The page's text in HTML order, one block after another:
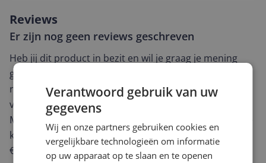
Reviews
Er zijn nog geen reviews geschreven
Heb jij dit product in bezit en wil je graag je mening
geven? Start dan hieronder met het schrijven van je
review. Afhankelijk van de details duurt het schrijven
van een review gemiddeld tussen de 3 en 10 minuten.
Met jouw mening help je andere bezoekers een betere
keuze te maken én maak je iedere maand kans op
€250,-!
Klik hier voor de actievoorwaarden.
Verantwoord gebruik van uw
gegevens
Wij en onze partners gebruiken cookies en
vergelijkbare technologieën om informatie
op uw apparaat op te slaan en te openen